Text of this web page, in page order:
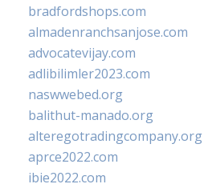
bradfordshops.com
almadenranchsanjose.com
advocatevijay.com
adlibilimler2023.com
naswwebed.org
balithut-manado.org
alteregotradingcompany.org
aprce2022.com
ibie2022.com